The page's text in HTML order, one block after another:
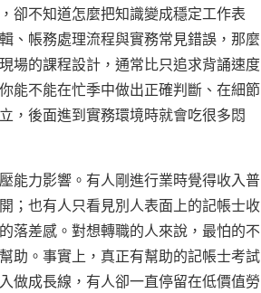
卻不知道怎麼把知識變成穩定工作表
、帳務處理流程與實務常見錯誤，那麼
場的課程設計，通常比只追求背誦速度
能不能在忙季中做出正確判斷、在細節
，後面進到實務環境時就會吃很多悶
能力影響。有人剛進行業時覺得收入普
；也有人只看見別人表面上的記帳士收
落差感。對想轉職的人來說，最怕的不
助。事實上，真正有幫助的記帳士考試
做成長線，有人卻一直停留在低價值勞